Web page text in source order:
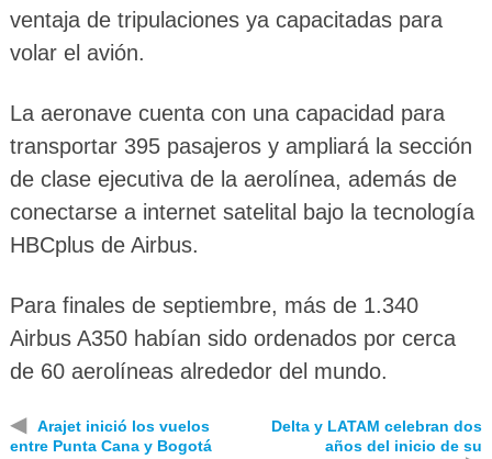
ventaja de tripulaciones ya capacitadas para
volar el avión.
La aeronave cuenta con una capacidad para
transportar 395 pasajeros y ampliará la sección
de clase ejecutiva de la aerolínea, además de
conectarse a internet satelital bajo la tecnología
HBCplus de Airbus.
Para finales de septiembre, más de 1.340
Airbus A350 habían sido ordenados por cerca
de 60 aerolíneas alrededor del mundo.
◀
Arajet inició los vuelos
entre Punta Cana y Bogotá
Delta y LATAM celebran dos
años del inicio de su